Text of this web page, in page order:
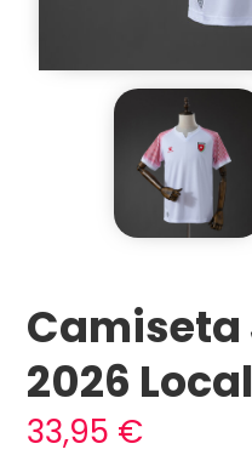
2026 Local
33,95 €